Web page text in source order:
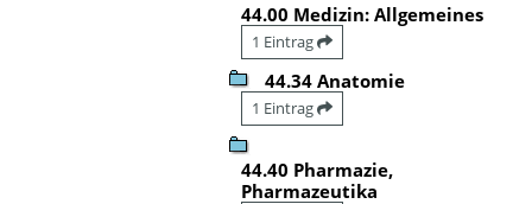
44.00 Medizin: Allgemeines
1 Eintrag
44.34 Anatomie
1 Eintrag
44.40 Pharmazie,
Pharmazeutika